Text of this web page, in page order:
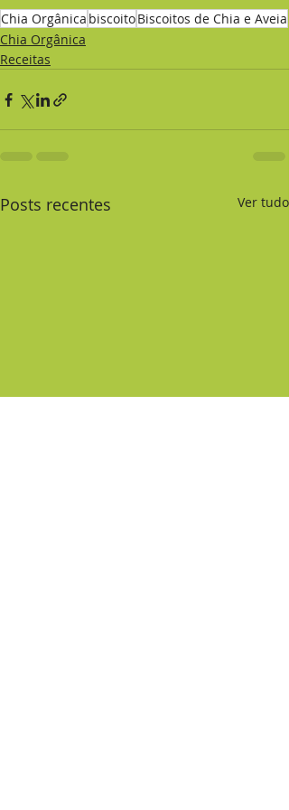
Chia Orgânica biscoitoBiscoitos de Chia e Aveia
Chia Orgânica
Receitas
Posts recentes Ver tudo